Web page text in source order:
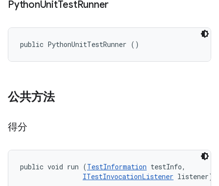
PythonUnitTestRunner
public PythonUnitTestRunner ()
公共方法
得分
public void run (TestInformation testInfo,
ITestInvocationListener listener)